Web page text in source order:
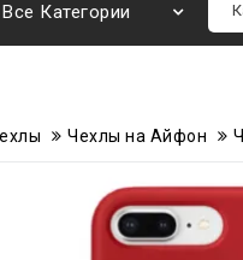
Все Категории
Чехлы на Айфон